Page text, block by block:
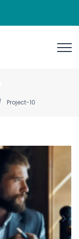
Project-10